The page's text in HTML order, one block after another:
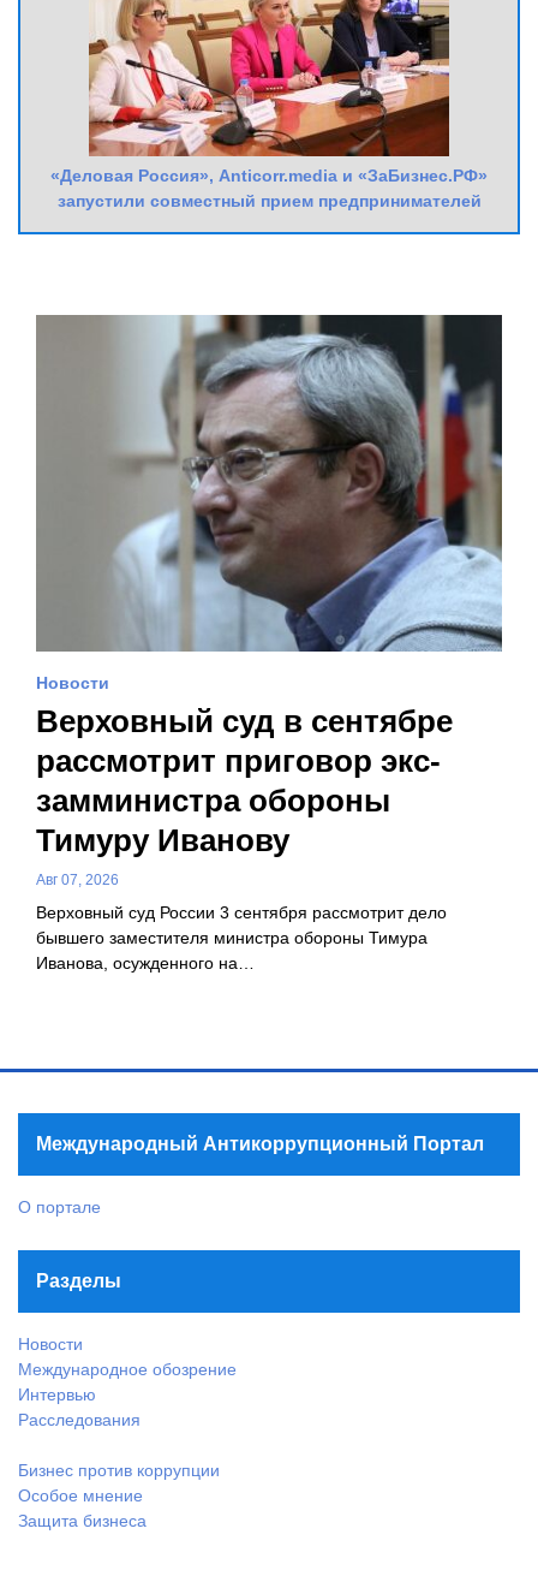
«Деловая Россия», Anticorr.media и «ЗаБизнес.РФ»
запустили совместный прием предпринимателей
Новости
Верховный суд в сентябре
рассмотрит приговор экс-
замминистра обороны
Тимуру Иванову
Авг 07, 2026
Верховный суд России 3 сентября рассмотрит дело
бывшего заместителя министра обороны Тимура
Иванова, осужденного на…
Международный Антикоррупционный Портал
О портале
Разделы
Новости
Международное обозрение
Интервью
Расследования
Бизнес против коррупции
Особое мнение
Защита бизнеса